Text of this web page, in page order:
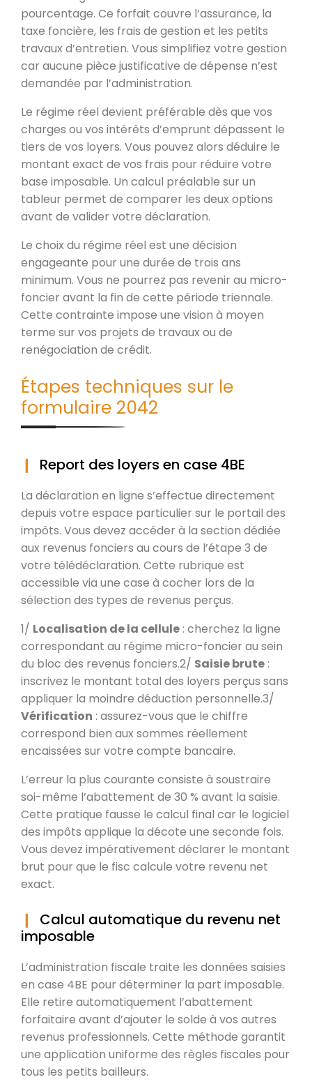
pourcentage. Ce forfait couvre l’assurance, la
taxe foncière, les frais de gestion et les petits
travaux d’entretien. Vous simplifiez votre gestion
car aucune pièce justificative de dépense n’est
demandée par l’administration.
Le régime réel devient préférable dès que vos
charges ou vos intérêts d’emprunt dépassent le
tiers de vos loyers. Vous pouvez alors déduire le
montant exact de vos frais pour réduire votre
base imposable. Un calcul préalable sur un
tableur permet de comparer les deux options
avant de valider votre déclaration.
Le choix du régime réel est une décision
engageante pour une durée de trois ans
minimum. Vous ne pourrez pas revenir au micro-
foncier avant la fin de cette période triennale.
Cette contrainte impose une vision à moyen
terme sur vos projets de travaux ou de
renégociation de crédit.
Étapes techniques sur le
formulaire 2042
Report des loyers en case 4BE
La déclaration en ligne s’effectue directement
depuis votre espace particulier sur le portail des
impôts. Vous devez accéder à la section dédiée
aux revenus fonciers au cours de l’étape 3 de
votre télédéclaration. Cette rubrique est
accessible via une case à cocher lors de la
sélection des types de revenus perçus.
1/ Localisation de la cellule : cherchez la ligne
correspondant au régime micro-foncier au sein
du bloc des revenus fonciers.2/ Saisie brute :
inscrivez le montant total des loyers perçus sans
appliquer la moindre déduction personnelle.3/
Vérification : assurez-vous que le chiffre
correspond bien aux sommes réellement
encaissées sur votre compte bancaire.
L’erreur la plus courante consiste à soustraire
soi-même l’abattement de 30 % avant la saisie.
Cette pratique fausse le calcul final car le logiciel
des impôts applique la décote une seconde fois.
Vous devez impérativement déclarer le montant
brut pour que le fisc calcule votre revenu net
exact.
Calcul automatique du revenu net
imposable
L’administration fiscale traite les données saisies
en case 4BE pour déterminer la part imposable.
Elle retire automatiquement l’abattement
forfaitaire avant d’ajouter le solde à vos autres
revenus professionnels. Cette méthode garantit
une application uniforme des règles fiscales pour
tous les petits bailleurs.